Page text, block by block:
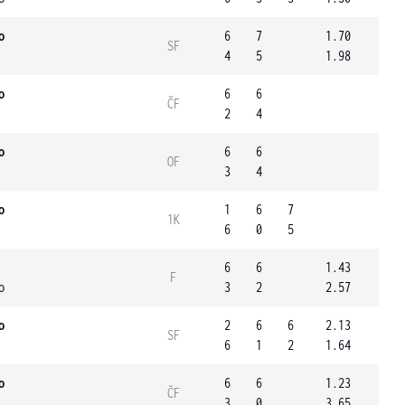
SF
6
4
7
5
1.70
1.98
ČF
6
2
6
4
OF
6
3
6
4
1K
1
6
6
0
7
5
F
6
3
6
2
1.43
2.57
SF
2
6
6
1
6
2
2.13
1.64
ČF
6
6
1.23